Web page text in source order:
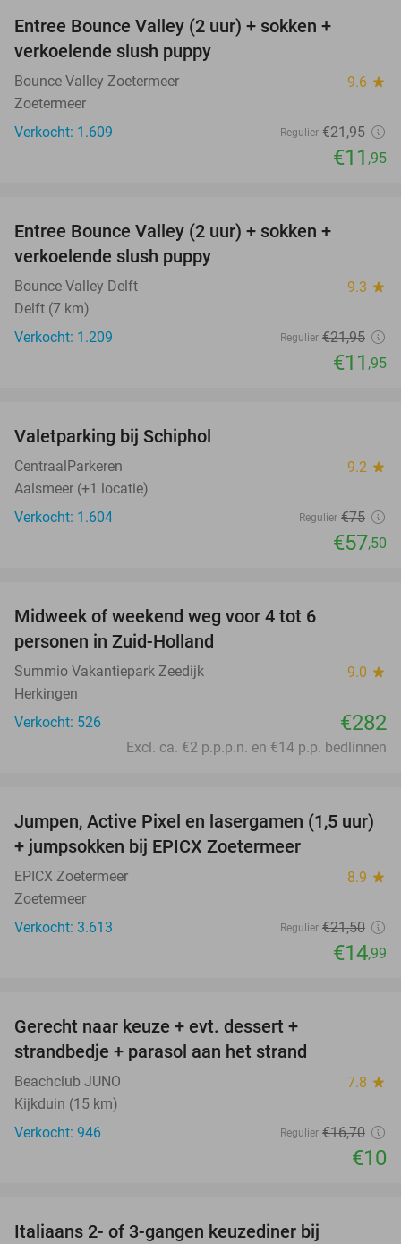
Entree Bounce Valley (2 uur) + sokken +
verkoelende slush puppy
Bounce Valley Zoetermeer 9.6 star
Zoetermeer
Verkocht: 1.609
Regulier €21,95
€11 ,95
Entree Bounce Valley (2 uur) + sokken +
verkoelende slush puppy
Bounce Valley Delft 9.3 star
Delft (7 km)
Verkocht: 1.209
Regulier €21,95
€11 ,95
Valetparking bij Schiphol
CentraalParkeren 9.2 star
Aalsmeer (+1 locatie)
Verkocht: 1.604
Regulier €75
€57,50
Midweek of weekend weg voor 4 tot 6
personen in Zuid-Holland
Summio Vakantiepark Zeedijk 9.0 star
Herkingen
Verkocht: 526
€282
Excl. ca. €2 p.p.p.n. en €14 p.p. bedlinnen
30%
Jumpen, Active Pixel en lasergamen (1,5 uur)
+ jumpsokken bij EPICX Zoetermeer
EPICX Zoetermeer 8.9 star
Zoetermeer
Verkocht: 3.613
Regulier €21,50
€14,99
Gerecht naar keuze + evt. dessert +
strandbedje + parasol aan het strand
Beachclub JUNO 7.8 star
Kijkduin (15 km)
Verkocht: 946
Regulier €16,70
€10
Italiaans 2- of 3-gangen keuzediner bij